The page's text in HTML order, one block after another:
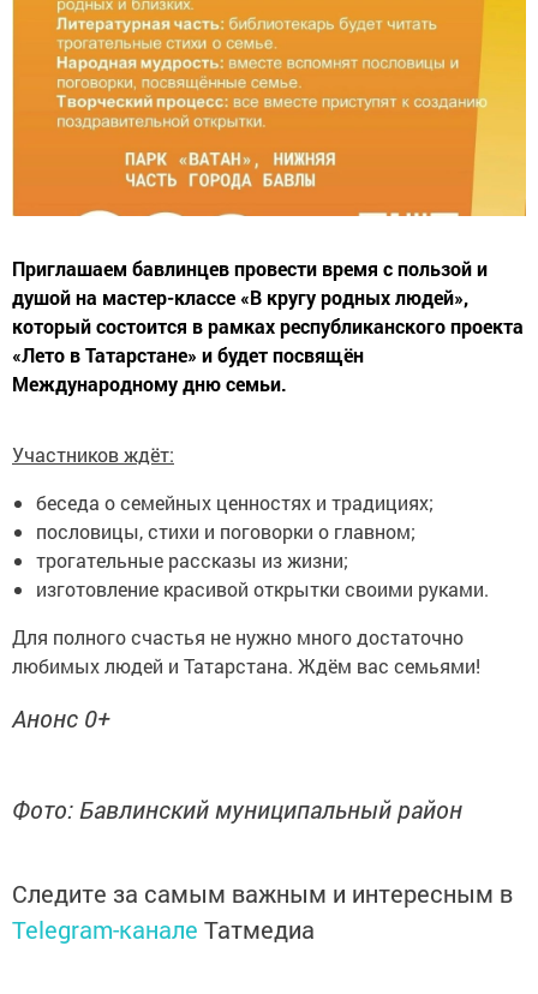
Приглашаем бавлинцев провести время с пользой и
душой на мастер-классе «В кругу родных людей»,
который состоится в рамках республиканского проекта
«Лето в Татарстане» и будет посвящён
Международному дню семьи.
Участников ждёт:
беседа о семейных ценностях и традициях;
пословицы, стихи и поговорки о главном;
трогательные рассказы из жизни;
изготовление красивой открытки своими руками.
Для полного счастья не нужно много достаточно
любимых людей и Татарстана. Ждём вас семьями!
Анонс 0+
Фото: Бавлинский муниципальный район
Следите за самым важным и интересным в
Telegram-канале Татмедиа